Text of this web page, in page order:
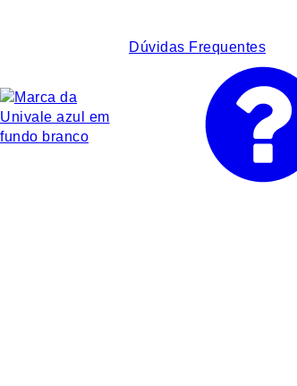
Dúvidas Frequentes